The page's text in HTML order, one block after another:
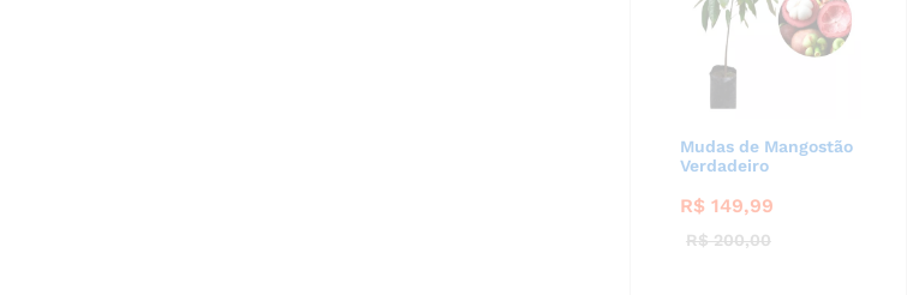
Mudas de Mangostão
Verdadeiro
R$ 149,99
R$200,00